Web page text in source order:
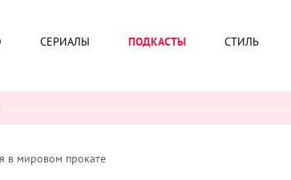
СЕРИАЛЫ ПОДКАСТЫ СТИЛЬ
в мировом прокате